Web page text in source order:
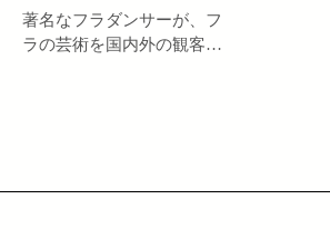
著名なフラダンサーが、フ
ラの芸術を国内外の観客に